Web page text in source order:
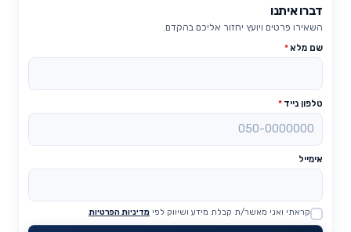
דברו איתנו
השאירו פרטים ויועץ יחזור אליכם בהקדם.
שם מלא*
טלפון נייד *
אימייל
Website
קראתי ואני מאשר/ת קבלת מידע ושיווק לפי מדיניות הפרטיות